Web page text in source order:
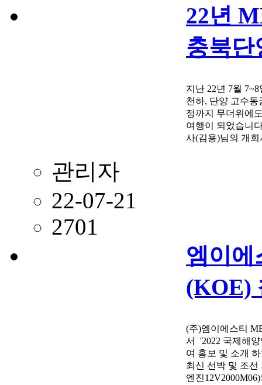
22년
충북단
지난 22년 7월
천하, 단양 고수
정까지 무더위에
여행이 되었습니
사(김용)님의 개
관리자
22-07-21
2701
엠이에
(KOE)
(주)엠이에스티
서 '2022 국제해양
여 홍보 및 소개
최신 선박 및 조선
엔진​